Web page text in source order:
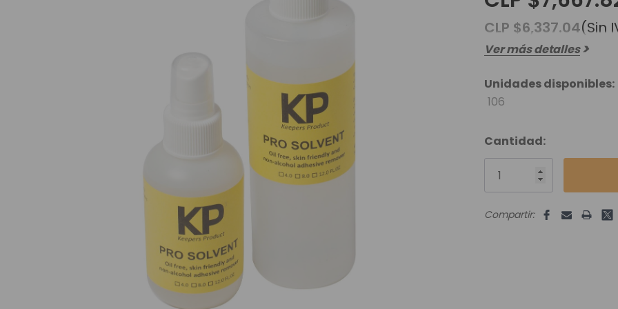
Catálogo
CLP $6,337.04(Sin
Ver más detalles
Unidades disponibles:
106
Cantidad:
Compartir: